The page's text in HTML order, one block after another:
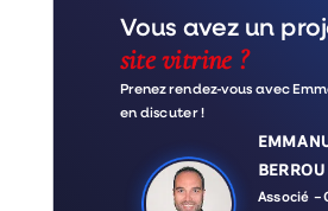
Vous avez un
site vitrine ?
Prenez rendez-vous avec
en discuter !
BERROU
Associé –